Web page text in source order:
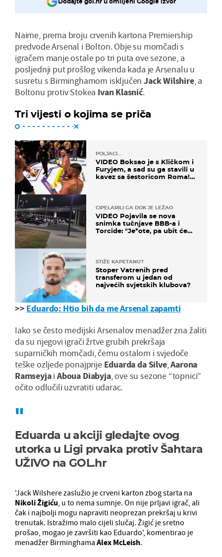
Naime, prema broju crvenih kartona Premiership
predvode Arsenal i Bolton. Obje su momčadi s
igračem manje ostale po tri puta ove sezone, a
posljednji put prošlog vikenda kada je Arsenalu u
susretu s Birminghamom isključenJack Wilshire, a
Boltonu protiv Stokea Ivan Klasnić.
Tri vijesti o kojima se priča
POLJACI...
VIDEO Boksao je s Kličkom i
Furyjem, a sad su ga stavili u
kavez sa šestoricom Roma!
CIPELARILI GA DOK JE LEŽAO
VIDEO Pojavila se nova
snimka tučnjave BBB-a i
Torcide: "Je*ote, pa ubit će
STIŽE KAPETANU?
Stoper Vatrenih pred
transferom u jedan od
najvećih svjetskih klubova?
>> Eduardo: Htio bih da me Arsenal zapamti
Iako se često medijski Arsenalov menadžer zna žaliti
da su njegovi igrači žrtve grubih prekršaja
suparničkih momčadi, čemu ostalom i svjedoče
teške ozljede ponajprije Eduarda da Silve,Aarona
Ramseyjai Aboua Diabyja, ove su sezone “topnici”
očito odlučili uzvratiti udarac.
Eduarda u akciji gledajte ovog
utorka u Ligi prvaka protiv Šahtara
UŽIVO na GOL.hr
'Jack Wilshere zaslužio je crveni karton zbog starta na
Nikoli Žigiću, u to nema sumnje. On nije prljavi igrač, ali
čak i najbolji mogu napraviti neoprezan prekršaj u krivi
trenutak. Istražimo malo cijeli slučaj. Žigić je sretno
prošao, mogao je završiti kao Eduardo', komentirao je
menadžer Birminghama Alex McLeish.